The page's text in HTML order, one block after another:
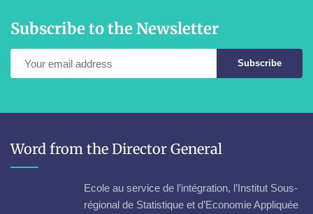
Subscribe to the Newsletter
Subscribe
Word from the Director General
Ecole au service de l’intégration, l’Institut Sous-
régional de Statistique et d’Economie Appliquée